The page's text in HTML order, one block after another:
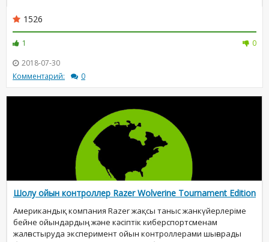
1526
1
0
2018-07-30
Комментарий:
0
Шолу ойын контроллер Razer Wolverine Tournament Edition
Американдық компания Razer жақсы таныс жанкүйерлеріме
бейне ойындардың және кәсіптік киберспортсменам
жалғастыруда эксперимент ойын контроллерами шығарады